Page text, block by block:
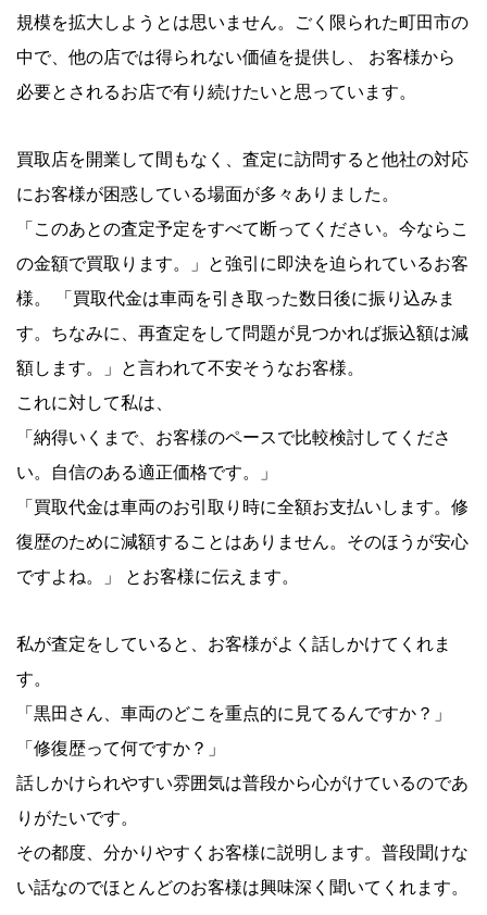
規模を拡大しようとは思いません。ごく限られた町田市の
中で、他の店では得られない価値を提供し、 お客様から
必要とされるお店で有り続けたいと思っています。
買取店を開業して間もなく、査定に訪問すると他社の対応
にお客様が困惑している場面が多々ありました。
「このあとの査定予定をすべて断ってください。今ならこ
の金額で買取ります。」と強引に即決を迫られているお客
様。 「買取代金は車両を引き取った数日後に振り込みま
す。ちなみに、再査定をして問題が見つかれば振込額は減
額します。」と言われて不安そうなお客様。
これに対して私は、
「納得いくまで、お客様のペースで比較検討してくださ
い。自信のある適正価格です。」
「買取代金は車両のお引取り時に全額お支払いします。修
復歴のために減額することはありません。そのほうが安心
ですよね。」 とお客様に伝えます。
私が査定をしていると、お客様がよく話しかけてくれま
す。
「黒田さん、車両のどこを重点的に見てるんですか？」
「修復歴って何ですか？」
話しかけられやすい雰囲気は普段から心がけているのであ
りがたいです。
その都度、分かりやすくお客様に説明します。普段聞けな
い話なのでほとんどのお客様は興味深く聞いてくれます。